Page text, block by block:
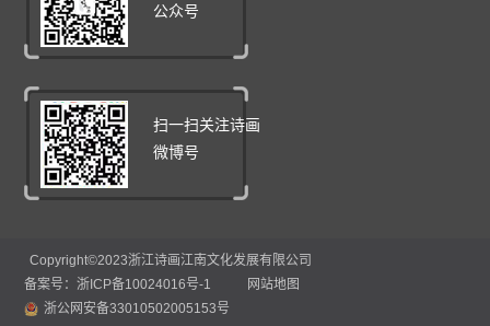
公众号
扫一扫关注诗画
微博号
Copyright©2023浙江诗画江南文化发展有限公司
备案号：浙ICP备10024016号-1
网站地图
浙公网安备33010502005153号